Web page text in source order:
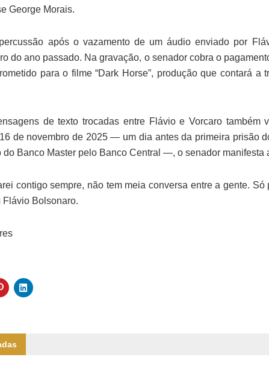
George Morais.
após o vazamento de um áudio enviado por
do ano passado. Na gravação, o senador cobra o
para o filme “Dark Horse”, produção que contará a
de texto trocadas entre Flávio e Vorcaro também
de novembro de 2025 — um dia antes da primeira prisão
Banco Master pelo Banco Central —, o senador manifesta
contigo sempre, não tem meia conversa entre a gente.
Flávio Bolsonaro.